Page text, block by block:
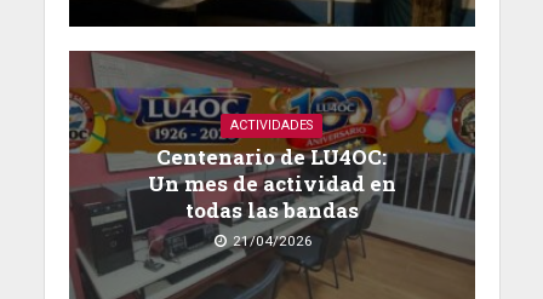
ACTIVIDADES
Centenario de LU4OC:
Un mes de actividad en
todas las bandas
21/04/2026